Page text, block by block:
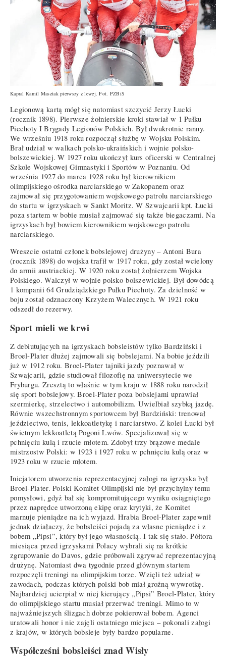
Kapral Kamil Masztak pierwszy z lewej. Fot. PZBiS
Legionową kartą mógł się natomiast szczycić Jerzy Łucki
(rocznik 1898). Pierwsze żołnierskie kroki stawiał w 1 Pułku
Piechoty I Brygady Legionów Polskich. Był dwukrotnie ranny.
We wrześniu 1918 roku rozpoczął służbę w Wojsku Polskim.
Brał udział w walkach polsko-ukraińskich i wojnie polsko-
bolszewickiej. W 1927 roku ukończył kurs oficerski w Centralnej
Szkole Wojskowej Gimnastyki i Sportów w Poznaniu. Od
września 1927 do marca 1928 roku był kierownikiem
olimpijskiego ośrodka narciarskiego w Zakopanem oraz
zajmował się przygotowaniem wojskowego patrolu narciarskiego
do startu w igrzyskach w Sankt Moritz. W Szwajcarii kpt. Łucki
poza startem w bobie musiał zajmować się także biegaczami. Na
igrzyskach był bowiem kierownikiem wojskowego patrolu
narciarskiego.
Wreszcie ostatni członek bobslejowej drużyny – Antoni Bura
(rocznik 1898) do wojska trafił w 1917 roku, gdy został wcielony
do armii austriackiej. W 1920 roku został żołnierzem Wojska
Polskiego. Walczył w wojnie polsko-bolszewickiej. Był dowódcą
1 kompanii 64 Grudziądzkiego Pułku Piechoty. Za dzielność w
boju został odznaczony Krzyżem Walecznych. W 1921 roku
odszedł do rezerwy.
Sport mieli we krwi
Z debiutujących na igrzyskach bobsleistów tylko Bardziński i
Broel-Plater dłużej zajmowali się bobslejami. Na bobie jeździli
już w 1912 roku. Broel-Plater tajniki jazdy poznawał w
Szwajcarii, gdzie studiował filozofię na uniwersytecie we
Fryburgu. Zresztą to właśnie w tym kraju w 1888 roku narodził
się sport bobslejowy. Broel-Plater poza bobslejami uprawiał
szermierkę, strzelectwo i automobilizm. Uwielbiał szybką jazdę.
Równie wszechstronnym sportowcem był Bardziński: trenował
jeździectwo, tenis, lekkoatletykę i narciarstwo. Z kolei Łucki był
świetnym lekkoatletą Pogoni Lwów. Specjalizował się w
pchnięciu kulą i rzucie młotem. Zdobył trzy brązowe medale
mistrzostw Polski: w 1923 i 1927 roku w pchnięciu kulą oraz w
1923 roku w rzucie młotem.
Inicjatorem utworzenia reprezentacyjnej załogi na igrzyska był
Broel-Plater. Polski Komitet Olimpijski nie był przychylny temu
pomysłowi, gdyż bał się kompromitującego wyniku osiągniętego
przez naprędce utworzoną ekipę oraz krytyki, że Komitet
marnuje pieniądze na ich wyjazd. Hrabia Broel-Plater zapewnił
jednak działaczy, że bobsleiści pojadą za własne pieniądze i z
bobem „Pipsi”, który był jego własnością. I tak się stało. Półtora
miesiąca przed igrzyskami Polacy wybrali się na krótkie
zgrupowanie do Davos, gdzie próbowali zgrywać reprezentacyjną
drużynę. Natomiast dwa tygodnie przed głównym startem
rozpoczęli treningi na olimpijskim torze. Wzięli też udział w
zawodach, podczas których polski bob miał groźną wywrotkę.
Najbardziej ucierpiał w niej kierujący „Pipsi” Broel-Plater, który
do olimpijskiego startu musiał przerwać treningi. Mimo to w
najważniejszych ślizgach dobrze pokierował bobem. Agenci
uratowali honor i nie zajęli ostatniego miejsca – pokonali załogi
z krajów, w których bobsleje były bardzo popularne.
Współcześni bobsleiści znad Wisły